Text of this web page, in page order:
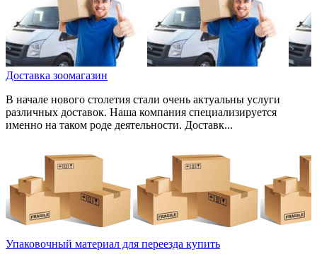
Доставка зоомагазин
В начале нового столетия стали очень актуальны услуги
различных доставок. Наша компания специализируется
именно на таком роде деятельности. Доставк...
Упаковочный материал для переезда купить